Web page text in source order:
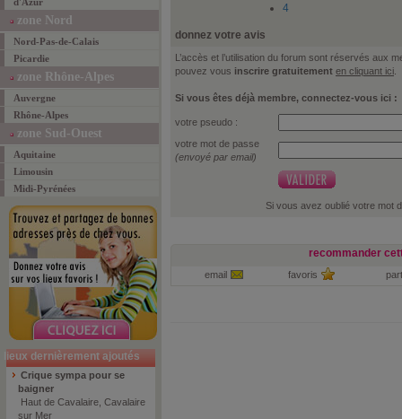
zone Nord
Nord-Pas-de-Calais
Picardie
zone Rhône-Alpes
Auvergne
Rhône-Alpes
zone Sud-Ouest
Aquitaine
Limousin
Midi-Pyrénées
lieux dernièrement ajoutés
Crique sympa pour se
baigner
Haut de Cavalaire, Cavalaire
sur Mer
4
donnez votre avis
L’accès et l’utilisation du forum sont réservés aux
pouvez vous inscrire gratuitement en cliquant ici
Si vous êtes déjà membre, connectez-vous ici :
votre pseudo :
votre mot de passe
(envoyé par email)
Si vous avez oublié votre mot
recommander
email favoris